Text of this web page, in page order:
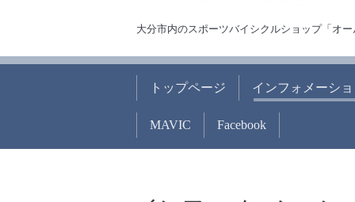
大分市内のスポーツバイシクルショップ「オ
トップページ インフォメーシ
MAVIC Facebook